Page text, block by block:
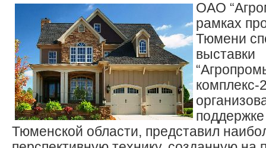
ОАО
рамках
Тюмени
выставки
комплекс-
Тюменской области, представил